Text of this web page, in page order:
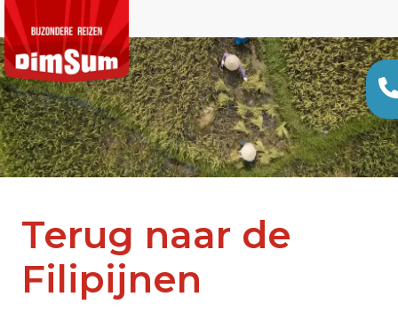
Terug naar de
Filipijnen